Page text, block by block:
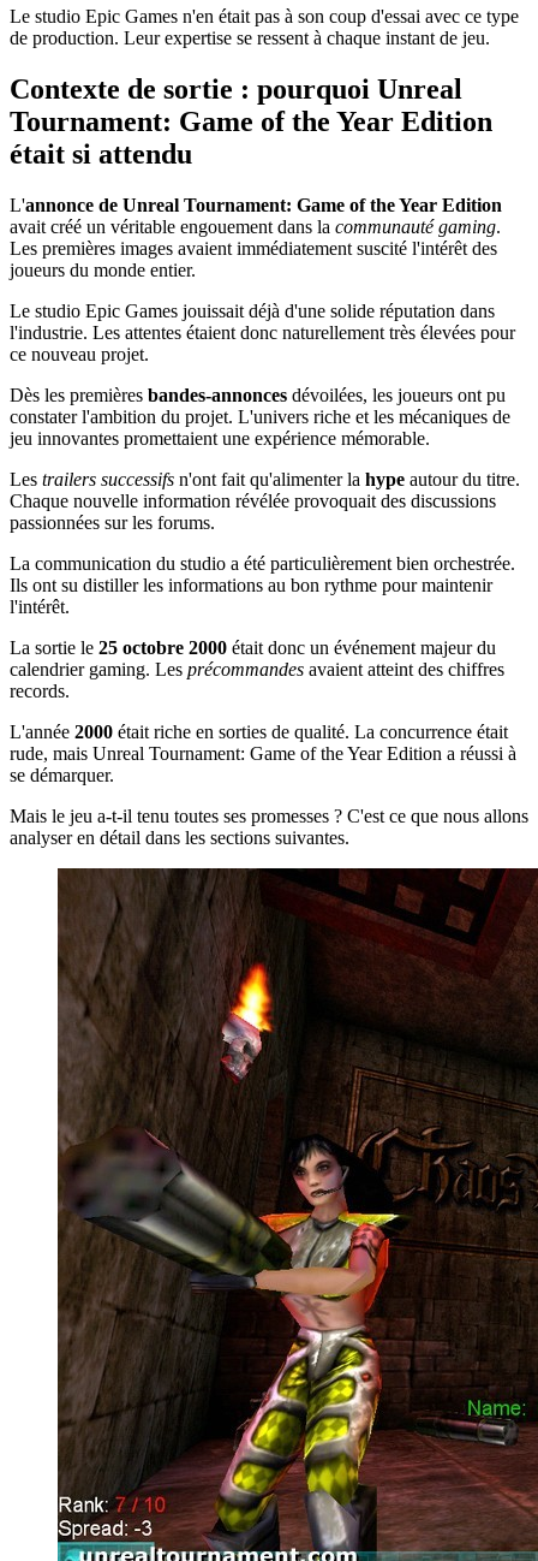
Le studio Epic Games n'en était pas à son coup d'essai avec ce type
de production. Leur expertise se ressent à chaque instant de jeu.
Contexte de sortie : pourquoi Unreal
Tournament: Game of the Year Edition
était si attendu
L'annonce de Unreal Tournament: Game of the Year Edition
avait créé un véritable engouement dans la communauté gaming.
Les premières images avaient immédiatement suscité l'intérêt des
joueurs du monde entier.
Le studio Epic Games jouissait déjà d'une solide réputation dans
l'industrie. Les attentes étaient donc naturellement très élevées pour
ce nouveau projet.
Dès les premières bandes-annonces dévoilées, les joueurs ont pu
constater l'ambition du projet. L'univers riche et les mécaniques de
jeu innovantes promettaient une expérience mémorable.
Les trailers successifs n'ont fait qu'alimenter la hype autour du titre.
Chaque nouvelle information révélée provoquait des discussions
passionnées sur les forums.
La communication du studio a été particulièrement bien orchestrée.
Ils ont su distiller les informations au bon rythme pour maintenir
l'intérêt.
La sortie le 25 octobre 2000 était donc un événement majeur du
calendrier gaming. Les précommandes avaient atteint des chiffres
records.
L'année 2000 était riche en sorties de qualité. La concurrence était
rude, mais Unreal Tournament: Game of the Year Edition a réussi à
se démarquer.
Mais le jeu a-t-il tenu toutes ses promesses ? C'est ce que nous allons
analyser en détail dans les sections suivantes.